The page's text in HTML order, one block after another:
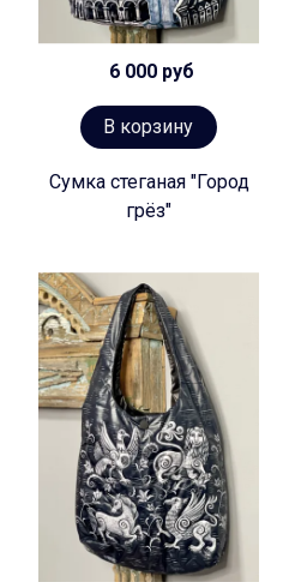
6 000 руб
В корзину
Сумка стеганая "Город
грёз"